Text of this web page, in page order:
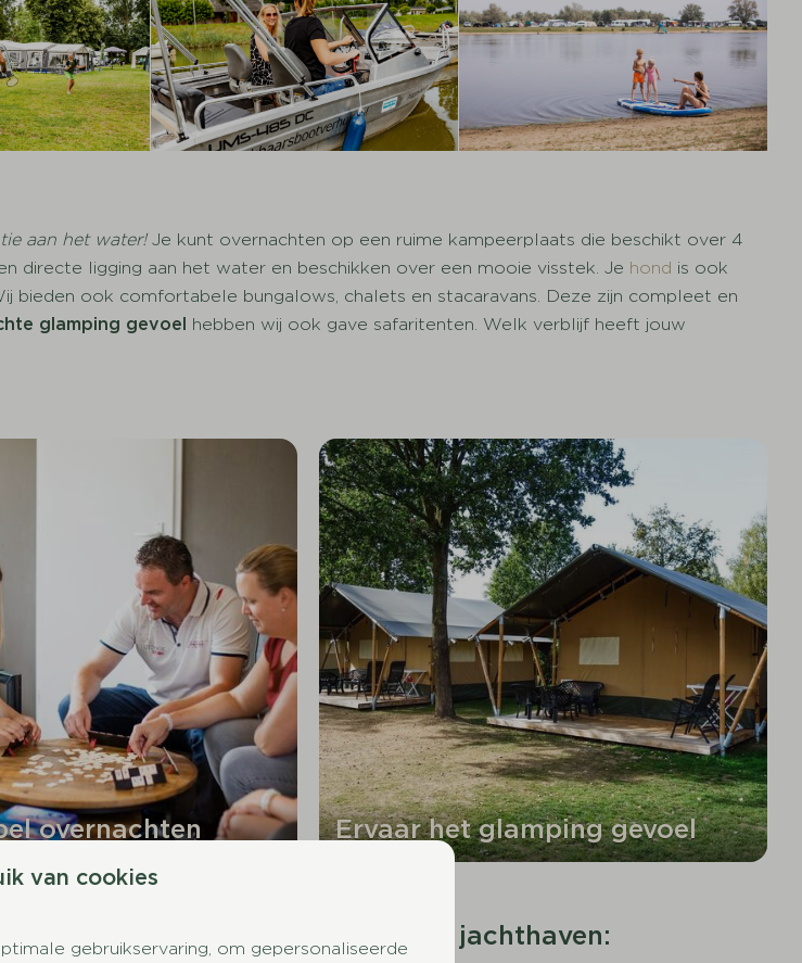
aan het water!Je kunt overnachten op een ruime kampeerplaats die beschikt over 4
directe ligging aan het water en beschikken over een mooie visstek. Je hond is ook
ook comfortabele bungalows, chalets en stacaravans. Deze zijn compleet en
glamping gevoel hebben wij ook gave safaritenten. Welk verblijf heeft jouw
overnachten Ervaar het glamping gevoel
jachthaven Over onze jachthaven:
van cookies
gebruikservaring, om gepersonaliseerde